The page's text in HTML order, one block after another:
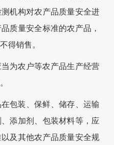
机构对农产品质量安全进
质量安全标准的农产品，
得销售。
为农户等农产品生产经营
装、保鲜、储存、运输
添加剂、包装材料等，应
及其他农产品质量安全规